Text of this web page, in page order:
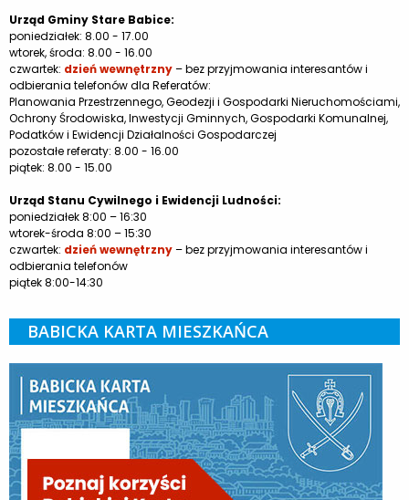
Urząd Gminy Stare Babice:
poniedziałek: 8.00 - 17.00
wtorek, środa: 8.00 - 16.00
czwartek: dzień wewnętrzny– bez przyjmowania interesantów i
odbierania telefonów dla Referatów:
Planowania Przestrzennego, Geodezji i Gospodarki Nieruchomościami,
Ochrony Środowiska, Inwestycji Gminnych, Gospodarki Komunalnej,
Podatków i Ewidencji Działalności Gospodarczej
pozostałe referaty: 8.00 - 16.00
piątek: 8.00 - 15.00
Urząd Stanu Cywilnego i Ewidencji Ludności:
poniedziałek 8:00 – 16:30
wtorek-środa 8:00 – 15:30
czwartek: dzień wewnętrzny– bez przyjmowania interesantów i
odbierania telefonów
piątek 8:00-14:30
BABICKA KARTA MIESZKAŃCA